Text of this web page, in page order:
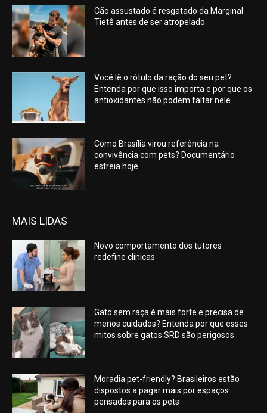
Cão assustado é resgatado da Marginal
Tietê antes de ser atropelado
Você lê o rótulo da ração do seu pet?
Entenda por que isso importa e por que os
antioxidantes não podem faltar nele
Como Brasília virou referência na
convivência com pets? Documentário
estreia hoje
MAIS LIDAS
Novo comportamento dos tutores
redefine clínicas
Gato sem raça é mais forte e precisa de
menos cuidados? Entenda por que esses
mitos sobre gatos SRD são perigosos
Moradia pet-friendly? Brasileiros estão
dispostos a pagar mais por espaços
pensados para os pets